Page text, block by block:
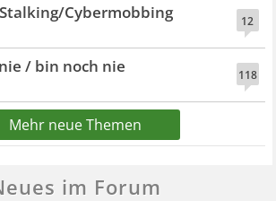
12
Cybermobbing
118
/ bin noch nie
Mehr neue Themen
im Forum